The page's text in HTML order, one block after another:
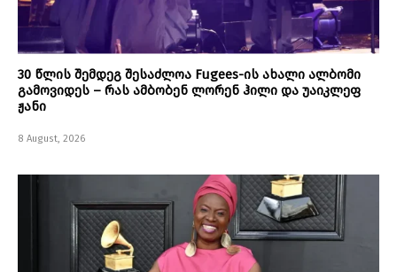
30 წლის შემდეგ შესაძლოა Fugees-ის ახალი ალბომი
გამოვიდეს – რას ამბობენ ლორენ ჰილი და უაიკლეფ
ჟანი
8 August, 2026